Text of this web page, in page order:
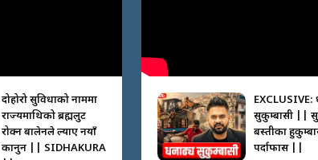
दोहोरो सुविधाको नाममा
राज्यमाथिको ब्रह्मलुट
रोक्न बालेनले ल्याए नयाँ
कानुन || SIDHAKURA
EXCLUSIVE:
सुकुम्बासी ||
बस्तीका
पर्दाफास ||